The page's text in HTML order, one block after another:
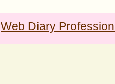
Web Diary